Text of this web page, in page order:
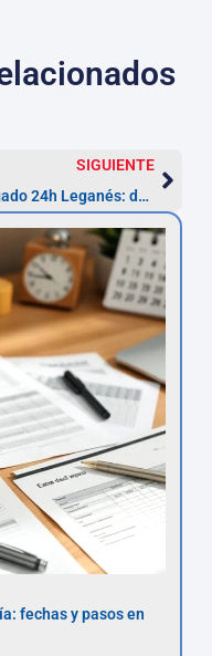
SIGUIENTE
Abogado 24h Leganés: defensa inmediata y pasos en 24 h
fechas y pasos en